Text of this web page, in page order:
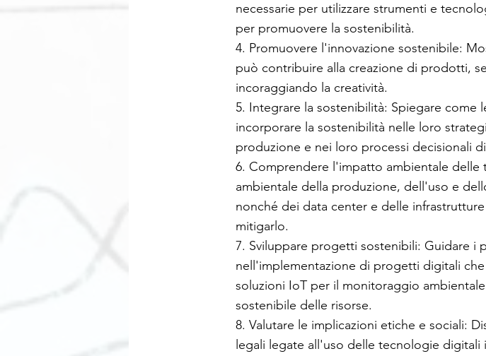
necessarie per utilizzare strumenti e
per promuovere la sostenibilità.
4. Promuovere l'innovazione sostenibile:
può contribuire alla creazione di prodotti,
incoraggiando la creatività.
5. Integrare la sostenibilità: Spiegare come
incorporare la sostenibilità nelle loro
produzione e nei loro processi decisionali
6. Comprendere l'impatto ambientale
ambientale della produzione, dell'uso e
nonché dei data center e delle
mitigarlo.
7. Sviluppare progetti sostenibili: Guidare i
nell'implementazione di progetti digitali
soluzioni IoT per il monitoraggio
sostenibile delle risorse.
8. Valutare le implicazioni etiche e sociali:
legali legate all'uso delle tecnologie